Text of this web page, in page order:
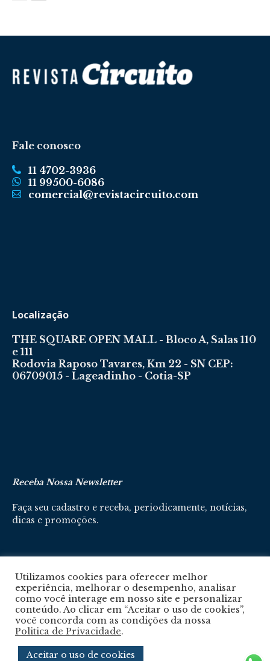
Fale conosco
11 4702-3936
11 99500-6086
comercial@revistacircuito.com
Localização
THE SQUARE OPEN MALL - Bloco A, Salas 110
e 111
Rodovia Raposo Tavares, Km 22 - SN CEP:
06709015 - Lageadinho - Cotia-SP
Receba Nossa Newsletter
Faça seu cadastro e receba, periodicamente, notícias,
dicas e promoções.
Cadastre-se aqui
Política De Privacidade
© 2024 © Revista Circuito. Todos os Direitos Reservados. Desenvolvido com
Utilizamos cookies para oferecer melhor
experiência, melhorar o desempenho, analisar
como você interage em nosso site e personalizar
conteúdo. Ao clicar em “Aceitar o uso de cookies”,
você concorda com as condições da nossa
Politica de Privacidade.
Aceitar o uso de cookies